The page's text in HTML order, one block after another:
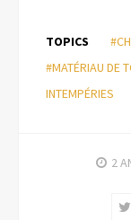
TOPICS
#MATÉRIAU DE
INTEMPÉRIES
2